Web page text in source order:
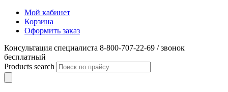
Мой кабинет
Корзина
Оформить заказ
Консультация специалиста 8-800-707-22-69 / звонок
бесплатный
Products search